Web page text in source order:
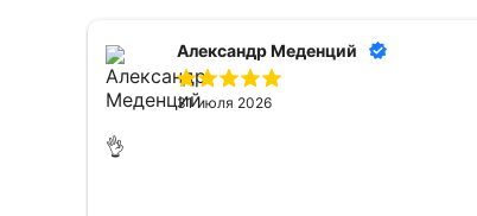
Александр Меденций
31 июля 2026
👌